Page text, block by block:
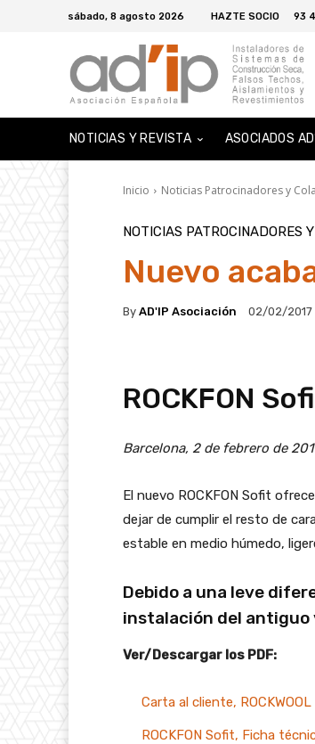
sábado, 8 agosto 2026 HAZTE SOCIO 93
NOTICIAS Y REVISTA ASOCIADOS
Inicio Noticias Patrocinadores y
NOTICIAS PATROCINADORES
Nuevo
By AD'IP Asociación 02/02/2017
ROCKFON
Barcelona, 2 de febrero de
El nuevo ROCKFON Sofit
dejar de cumplir el resto de
estable en medio húmedo,
Debido a una leve
instalación del antiguo
Ver/Descargar los PDF:
Carta al cliente, ROCKWOOL
ROCKFON Sofit, Ficha